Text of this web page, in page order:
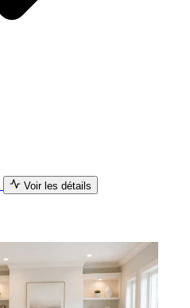
Voir les détails